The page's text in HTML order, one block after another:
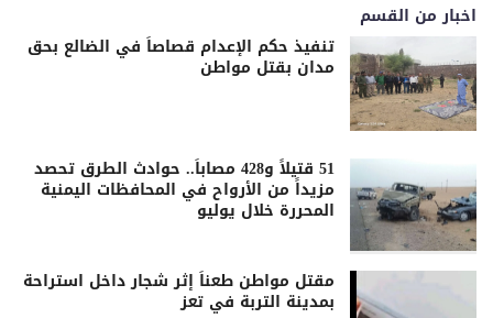
اخبار من القسم
تنفيذ حكم الإعدام قصاصاً في الضالع بحق
مدان بقتل مواطن
51 قتيلاً و428 مصاباً.. حوادث الطرق تحصد
مزيداً من الأرواح في المحافظات اليمنية
المحررة خلال يوليو
مقتل مواطن طعناً إثر شجار داخل استراحة
بمدينة التربة في تعز